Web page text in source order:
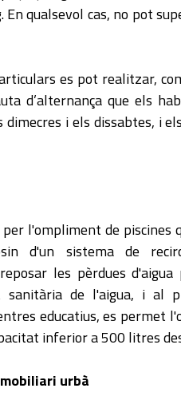
En qualsevol cas, no pot
es pot realitzar,
d’alternança que els
dimecres i els dissabtes, i
l'ompliment de
d'un sistema de
les pèrdues
de l'aigua, i al
educatius, es permet
inferior a 500 litres
urbà